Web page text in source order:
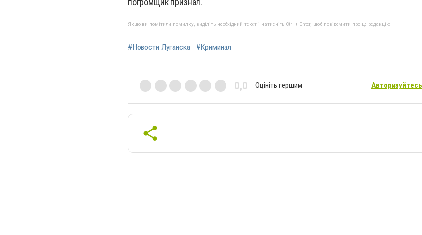
погромщик признал.
Якщо ви помітили помилку, виділіть необхідний текст і натисніть Ctrl + Enter, щоб повідомити про це редакцію
#Новости Луганска #Криминал
0,0 Оцініть першим Авторизуйтесь